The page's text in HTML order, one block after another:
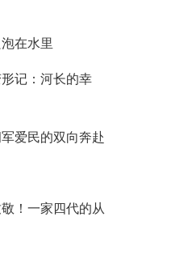
在水里
记：河长的幸
爱民的双向奔赴
！一家四代的从